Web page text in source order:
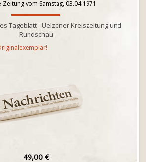
Zeitung vom Samstag, 03.04.1971
Tageblatt - Uelzener Kreiszeitung und
Rundschau
49,00 €